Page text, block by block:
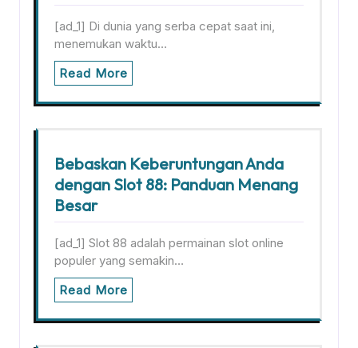
[ad_1] Di dunia yang serba cepat saat ini,
menemukan waktu…
Read More
Bebaskan Keberuntungan Anda
dengan Slot 88: Panduan Menang
Besar
[ad_1] Slot 88 adalah permainan slot online
populer yang semakin…
Read More